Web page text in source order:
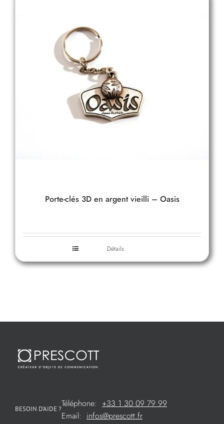
Porte-clés 3D en argent vieilli – Oasis
Détails
BESOIN D’AIDE ?Téléphone: +33 1 30 09 79 99
Email: infos@prescott.fr